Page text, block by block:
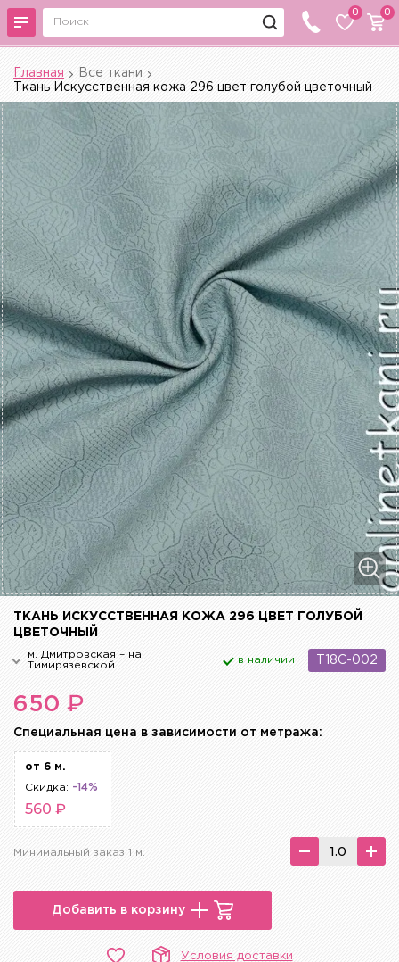
0 0
Главная
Все ткани
Ткань Искусственная кожа 296 цвет голубой цветочный
ТКАНЬ ИСКУССТВЕННАЯ КОЖА 296 ЦВЕТ ГОЛУБОЙ
ЦВЕТОЧНЫЙ
м. Дмитровская – на
Тимирязевской
в наличии T18C-002
650 ₽
Cпециальная цена в зависимости от метража:
от 6 м.
Скидка: -14%
560 ₽
Минимальный заказ 1 м.
Добавить в корзину
Условия доставки